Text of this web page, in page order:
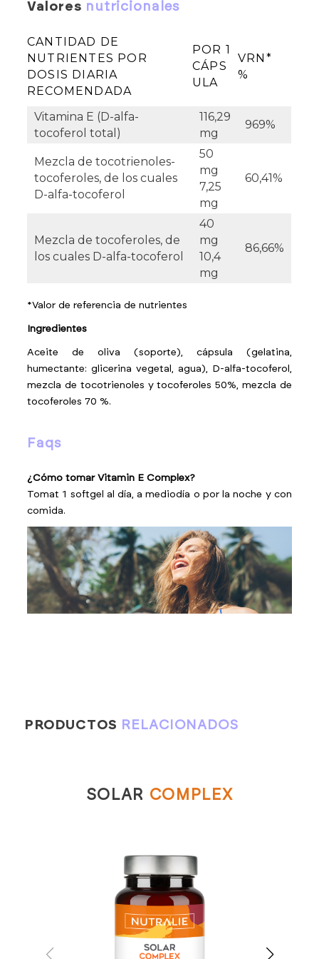
valores nutricionales
CANTIDAD DE
NUTRIENTES POR
DOSIS DIARIA
RECOMENDADA
POR 1
CÁPS
ULA
VRN*
%
Vitamina E (D-alfa-
tocoferol total)
116,29
mg
969%
Mezcla de tocotrienoles-
tocoferoles, de los cuales
D-alfa-tocoferol
50
mg
7,25
mg
60,41%
Mezcla de tocoferoles, de
los cuales D-alfa-tocoferol
40
mg
10,4
mg
86,66%
*Valor de referencia de nutrientes
Ingredientes
Aceite de oliva (soporte), cápsula (gelatina,
humectante: glicerina vegetal, agua), D-alfa-tocoferol,
mezcla de tocotrienoles y tocoferoles 50%, mezcla de
tocoferoles 70 %.
faqs
¿Cómo tomar Vitamin E Complex?
Tomat 1 softgel al día, a mediodía o por la noche y con
comida.
PRODUCTOS RELACIONADOS
SOLAR COMPLEX